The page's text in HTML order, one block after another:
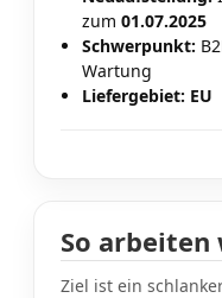
zum 01.07.2025
Schwerpunkt:
Wartung
Liefergebiet: EU
So arbeiten
Ziel ist ein